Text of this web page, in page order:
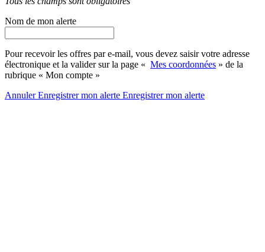
Nom de mon alerte
Pour recevoir les offres par e-mail, vous devez saisir votre adresse
électronique et la valider sur la page « Mes coordonnées » de la
rubrique « Mon compte »
AnnulerEnregistrer mon alerte Enregistrermon alerte